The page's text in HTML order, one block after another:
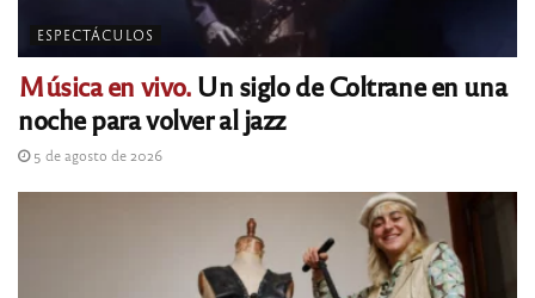
ESPECTÁCULOS
Música en vivo.Un siglo de Coltrane en una
noche para volver al jazz
5 de agosto de 2026